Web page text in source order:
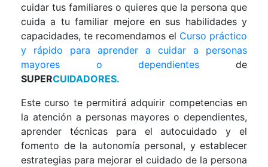
cuidar tus familiares o quieres que la persona que
cuida a tu familiar mejore en sus habilidades y
capacidades, te recomendamos el Curso práctico
y rápido para aprender a cuidar a personas
mayores o dependientes de
SUPERCUIDADORES.
Este curso te permitirá adquirir competencias en
la atención a personas mayores o dependientes,
aprender técnicas para el autocuidado y el
fomento de la autonomía personal, y establecer
estrategias para mejorar el cuidado de la persona